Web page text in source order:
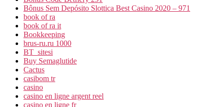
Bônus Sem Depósito Slottica Best Casino 2020 – 971
book of ra
book of ra it
Bookkeeping
brus-ru.ru 1000
BT_sitesi
Buy Semaglutide
Cactus
casibom tr
casino
casino en ligne argent reel
casino en ligne fr